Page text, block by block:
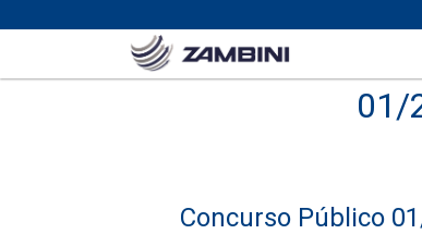
01/
Concurso Público